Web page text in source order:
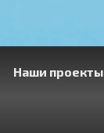
Наши проекты